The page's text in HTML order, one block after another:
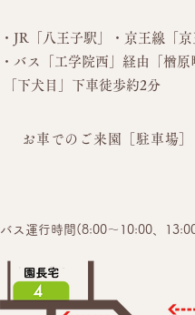
・JR「八王子駅」・京王線「
・バス
「工学院西」経由「楢
「下犬目」下車徒歩約2分
お車でのご来園［駐車場］
バス運行時間(8:00～10:00、